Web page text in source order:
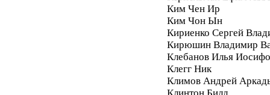
Ким Чен Ир
Ким Чон Ын
Кириенко Сергей
Кирюшин Владимир
Клебанов Илья
Клегг Ник
Климов Андрей